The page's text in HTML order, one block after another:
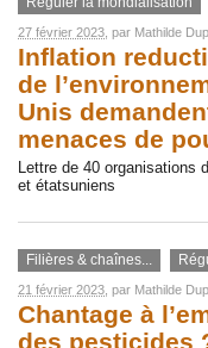
27 février 2023 , par Mathilde
Inflation
de
Unis
menaces de
Lettre de 40
et étatsuniens
Filières & chaînes...
21 février 2023 , par Mathilde
Chantage à
des pesticides